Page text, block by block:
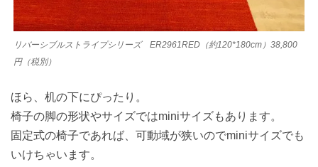
リバーシブルストライプシリーズ ER2961RED（約120*180cm）38,800
円（税別）
ほら、机の下にぴったり。
椅子の脚の形状やサイズではminiサイズもあります。
固定式の椅子であれば、可動域が狭いのでminiサイズでも
いけちゃいます。